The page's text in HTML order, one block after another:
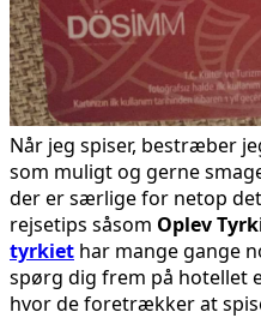
Når jeg spiser, bestræber
som muligt og gerne
der er særlige for netop
rejsetips såsom Oplev
tyrkiet har mange gange
spørg dig frem på hotellet
hvor de foretrækker at